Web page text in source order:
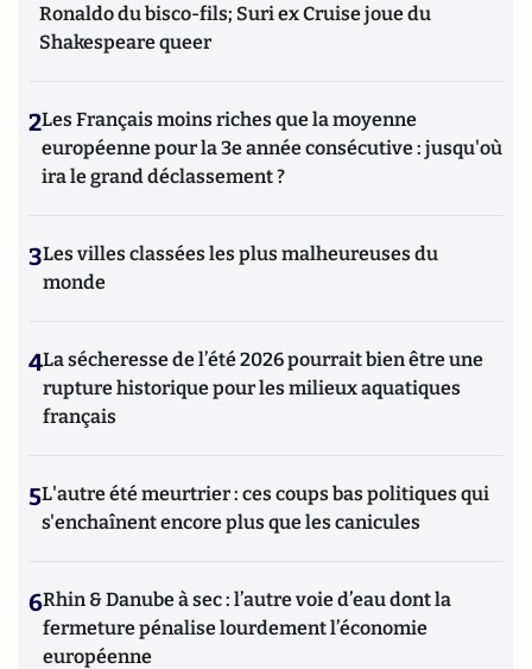
Ronaldo du bisco-fils; Suri ex Cruise joue du
Shakespeare queer
2Les Français moins riches que la moyenne
européenne pour la 3e année consécutive : jusqu'où
ira le grand déclassement ?
3Les villes classées les plus malheureuses du
monde
4La sécheresse de l’été 2026 pourrait bien être une
rupture historique pour les milieux aquatiques
français
5L'autre été meurtrier : ces coups bas politiques qui
s'enchaînent encore plus que les canicules
6Rhin & Danube à sec : l’autre voie d’eau dont la
fermeture pénalise lourdement l’économie
européenne